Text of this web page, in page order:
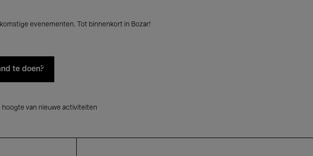
evenementen. Tot binnenkort in Bozar!
te doen?
van nieuwe activiteiten